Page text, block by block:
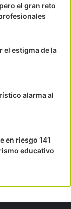
el gran reto
el estigma de la
alarma al
en riesgo 141
educativo